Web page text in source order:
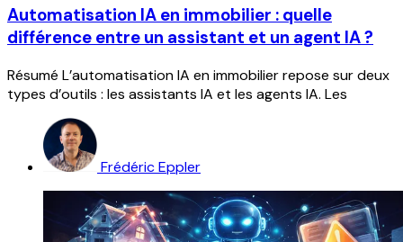
Automatisation IA en immobilier : quelle
différence entre un assistant et un agent IA ?
Résumé L’automatisation IA en immobilier repose sur deux
types d’outils : les assistants IA et les agents IA. Les
Frédéric Eppler